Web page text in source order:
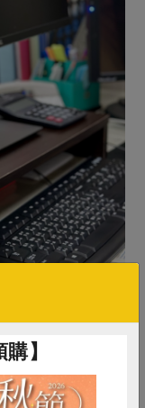
癌症診間微光故
】